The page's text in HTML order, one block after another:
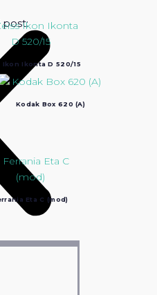
post:
Ikon Ikonta D 520/15
Kodak Box 620 (A)
Eta C (mod)